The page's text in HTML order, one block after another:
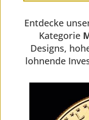
Entdecke
Kategorie
Designs,
lohnende